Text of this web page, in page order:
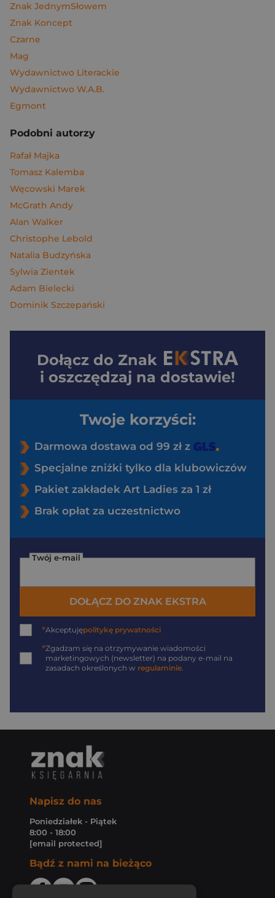
Znak JednymSłowem
Znak Koncept
Czarne
Mag
Wydawnictwo Literackie
Wydawnictwo W.A.B.
Egmont
Podobni autorzy
Rafał Majka
Tomasz Kalemba
Węcowski Marek
McGrath Andy
Alan Walker
Christophe Lebold
Natalia Budzyńska
Sylwia Zientek
Adam Bielecki
Dominik Szczepański
Dołącz do Znak
i oszczędzaj na dostawie!
Twoje korzyści:
Darmowa dostawa od 99 zł z
Specjalne zniżki tylko dla klubowiczów
Pakiet zakładek Art Ladies za 1 zł
Brak opłat za uczestnictwo
Twój e-mail
DOŁĄCZ DO ZNAK EKSTRA
*Akceptujępolitykę prywatności
*Zgadzam się na otrzymywanie wiadomości
marketingowych (newsletter) na podany e-mail na
zasadach określonych w regulaminie.
Napisz do nas
Poniedziałek - Piątek
8:00 - 18:00
[email protected]
Bądź z nami na bieżąco